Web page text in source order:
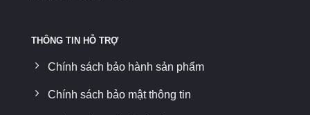
THÔNG TIN HỖ TRỢ
Chính sách bảo hành sản phẩm
Chính sách bảo mật thông tin